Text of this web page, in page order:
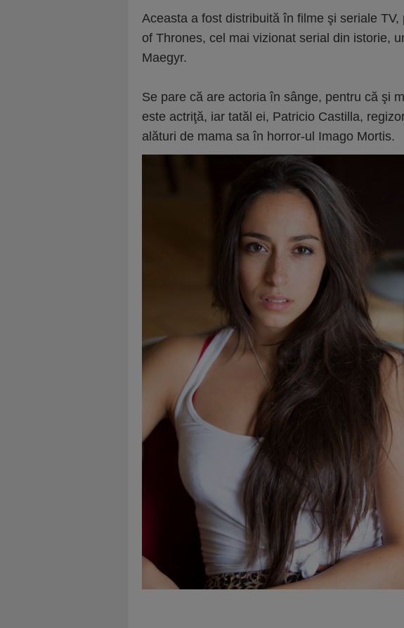
Aceasta a fost distribuită în filme şi seriale
of Thrones, cel mai vizionat serial din istorie,
Maegyr.
Se pare că are actoria în sânge, pentru că şi
este actriţă, iar tatăl ei, Patricio Castilla,
alături de mama sa în horror-ul Imago Mortis.